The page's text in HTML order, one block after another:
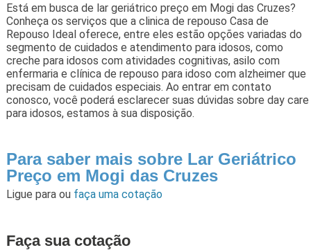
Está em busca de lar geriátrico preço em Mogi das Cruzes?
Conheça os serviços que a clinica de repouso Casa de
Repouso Ideal oferece, entre eles estão opções variadas do
segmento de cuidados e atendimento para idosos, como
creche para idosos com atividades cognitivas, asilo com
enfermaria e clínica de repouso para idoso com alzheimer que
precisam de cuidados especiais. Ao entrar em contato
conosco, você poderá esclarecer suas dúvidas sobre day care
para idosos, estamos à sua disposição.
Para saber mais sobre Lar Geriátrico
Preço em Mogi das Cruzes
Ligue para ou faça uma cotação
Faça sua cotação